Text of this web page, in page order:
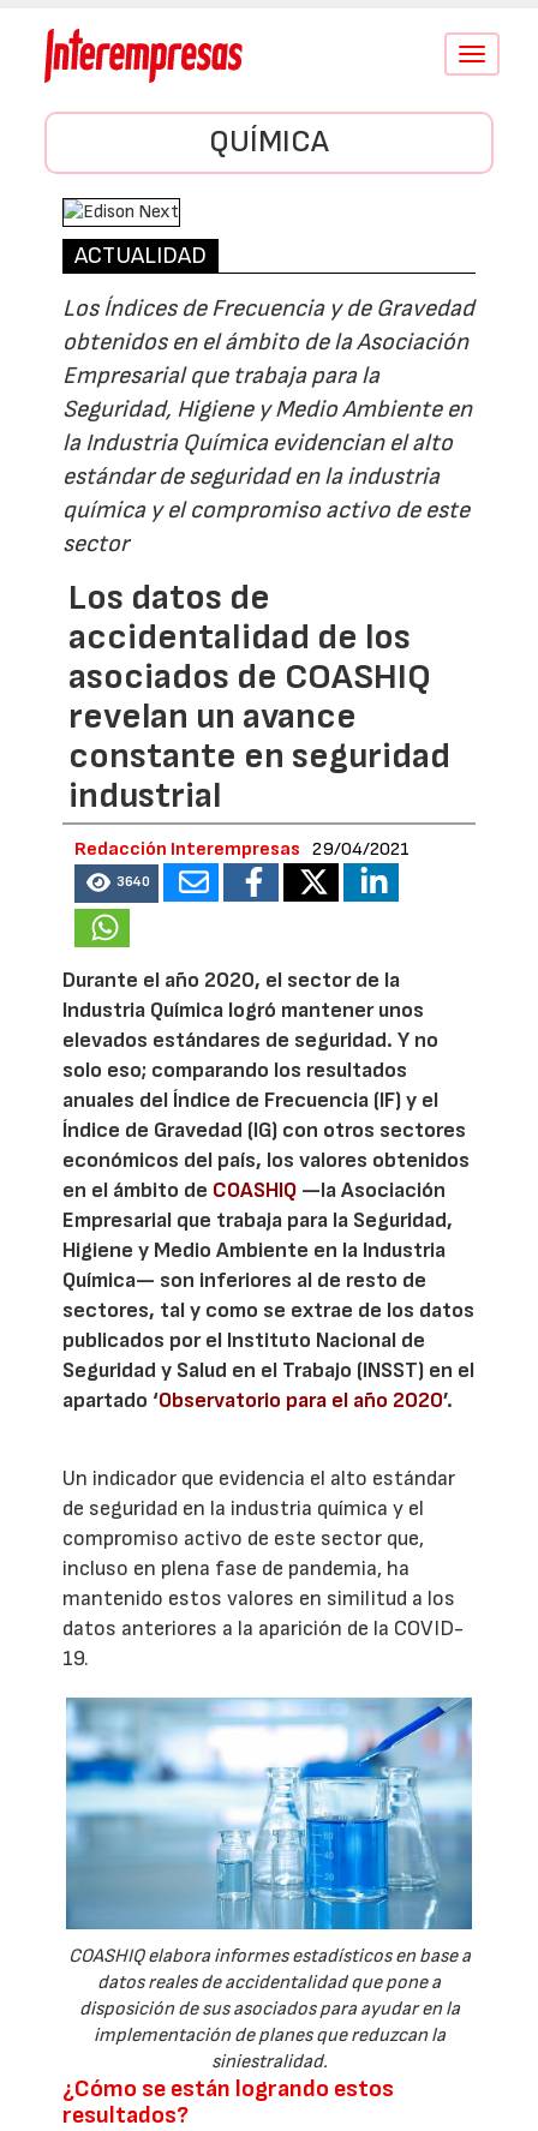
Conmutar
QUÍMICA
ACTUALIDAD
Los Índices de Frecuencia y de Gravedad
obtenidos en el ámbito de la Asociación
Empresarial que trabaja para la
Seguridad, Higiene y Medio Ambiente en
la Industria Química evidencian el alto
estándar de seguridad en la industria
química y el compromiso activo de este
sector
Los datos de
accidentalidad de los
asociados de COASHIQ
revelan un avance
constante en seguridad
industrial
Redacción Interempresas 29/04/2021
3640
Durante el año 2020, el sector de la
Industria Química logró mantener unos
elevados estándares de seguridad. Y no
solo eso; comparando los resultados
anuales del Índice de Frecuencia (IF) y el
Índice de Gravedad (IG) con otros sectores
económicos del país, los valores obtenidos
en el ámbito de COASHIQ —la Asociación
Empresarial que trabaja para la Seguridad,
Higiene y Medio Ambiente en la Industria
Química— son inferiores al de resto de
sectores, tal y como se extrae de los datos
publicados por el Instituto Nacional de
Seguridad y Salud en el Trabajo (INSST) en el
apartado ‘Observatorio para el año 2020’.
Un indicador que evidencia el alto estándar
de seguridad en la industria química y el
compromiso activo de este sector que,
incluso en plena fase de pandemia, ha
mantenido estos valores en similitud a los
datos anteriores a la aparición de la COVID-
19.
COASHIQ elabora informes estadísticos en base a
datos reales de accidentalidad que pone a
disposición de sus asociados para ayudar en la
implementación de planes que reduzcan la
siniestralidad.
¿Cómo se están logrando estos
resultados?